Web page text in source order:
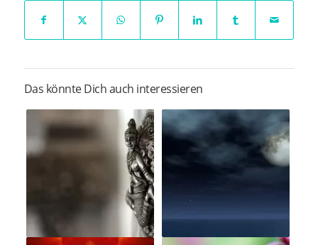
Das könnte Dich auch interessieren